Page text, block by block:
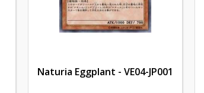
Naturia Eggplant - VE04-JP001